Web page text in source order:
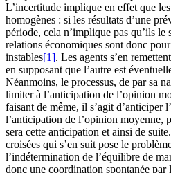
L’incertitude implique en effet que
homogènes : si les résultats d’une
période, cela n’implique pas qu’ils le
relations économiques sont donc
instables[1]. Les agents s’en
en supposant que l’autre est
Néanmoins, le processus, de par sa
limiter à l’anticipation de l’opinion
faisant de même, il s’agit d’anticiper
l’anticipation de l’opinion moyenne,
sera cette anticipation et ainsi de
croisées qui s’en suit pose le
l’indétermination de l’équilibre de
donc une coordination spontanée